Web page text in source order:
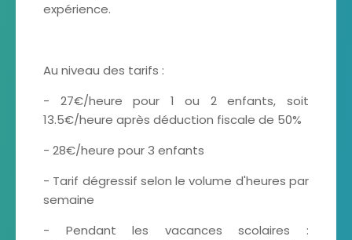
expérience.
Au niveau des tarifs :
- 27€/heure pour 1 ou 2 enfants, soit
13.5€/heure après déduction fiscale de 50%
- 28€/heure pour 3 enfants
- Tarif dégressif selon le volume d'heures par
semaine
- Pendant les vacances scolaires :